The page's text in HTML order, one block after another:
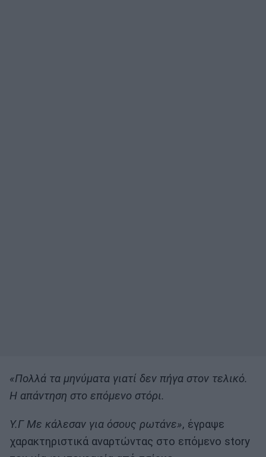
«Πολλά τα μηνύματα γιατί δεν πήγα στον τελικό.
Η απάντηση στο επόμενο στόρι.
Υ.Γ Με κάλεσαν για όσους ρωτάνε», έγραψε
χαρακτηριστικά αναρτώντας στο επόμενο story